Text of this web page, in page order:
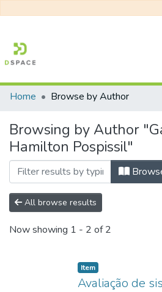
Communities & Collections
All of DSpace
Home Browse by Author
Browsing by Author
Hamilton Pospissil"
All browse results
Now showing 1 - 2 of 2
Item
Avaliação de